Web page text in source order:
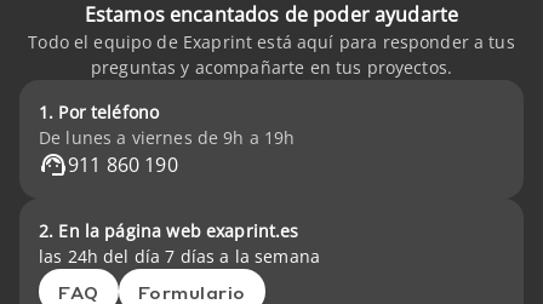
Estamos encantados de poder ayudarte
Todo el equipo de Exaprint está aquí para responder a tus
preguntas y acompañarte en tus proyectos.
1. Por teléfono
De lunes a viernes de 9h a 19h
911 860 190
2. En la página web exaprint.es
las 24h del día 7 días a la semana
FAQ Formulario